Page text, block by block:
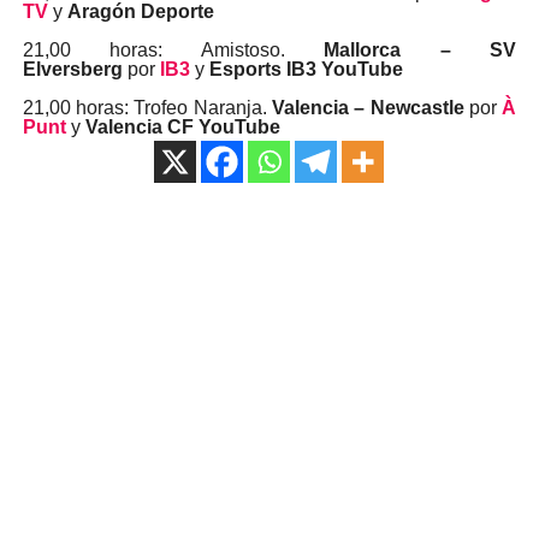
TVy Aragón Deporte
21,00 horas: Amistoso.
Mallorca – SV
Elversberg por IB3y Esports IB3 YouTube
21,00 horas: Trofeo Naranja. Valencia – Newcastle porÀ
Punty Valencia CF YouTube